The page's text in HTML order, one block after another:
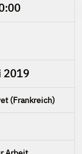
2019
(Frankreich)